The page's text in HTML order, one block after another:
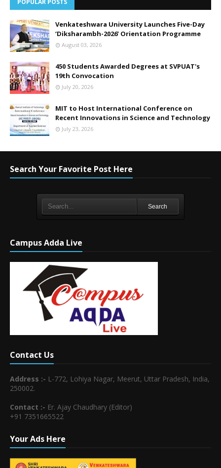
Venkateshwara University Launches Five-Day
‘Diksharambh-2026’ Orientation Programme
August 03, 2026
450 Students Awarded Degrees at SVPUAT's
19th Convocation
July 20, 2026
MIT to Host International Conference on
Recent Innovations in Science and Technology
July 23, 2026
Search Your Favorite Post Here
Search
Campus Adda Live
Contact Us
Address :- L-772, Lohiya Nagar, Meerut, Uttar Pradesh, India,
250002.
Contact :- Er. Ajay Chaudhary (Editor)
+91 7351665522
Your Ads Here